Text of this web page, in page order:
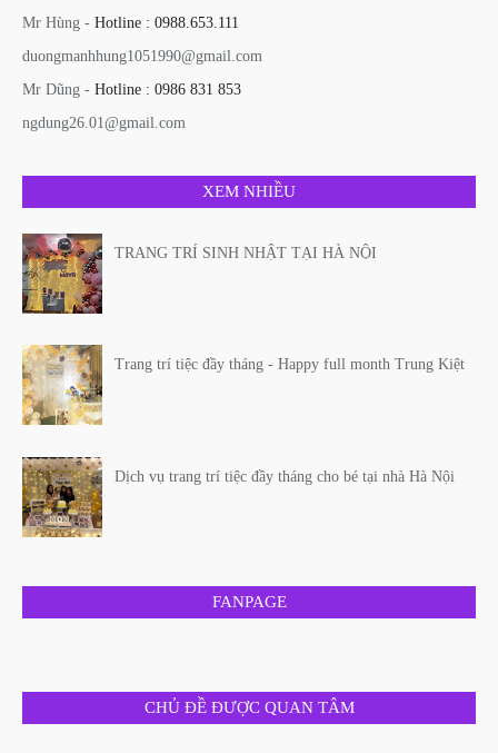
Mr Hùng - Hotline : 0988.653.111
duongmanhhung1051990@gmail.com
Mr Dũng - Hotline : 0986 831 853
ngdung26.01@gmail.com
XEM NHIỀU
TRANG TRÍ SINH NHẬT TẠI HÀ NỘI
Trang trí tiệc đầy tháng - Happy full month Trung Kiệt
Dịch vụ trang trí tiệc đầy tháng cho bé tại nhà Hà Nội
FANPAGE
CHỦ ĐỀ ĐƯỢC QUAN TÂM